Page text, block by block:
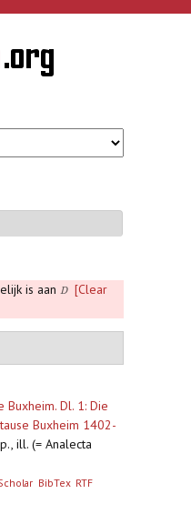
is aan D
[Clear
Buxheim. Dl. 1: Die
Buxheim 1402-
ill. (= Analecta
BibTex RTF